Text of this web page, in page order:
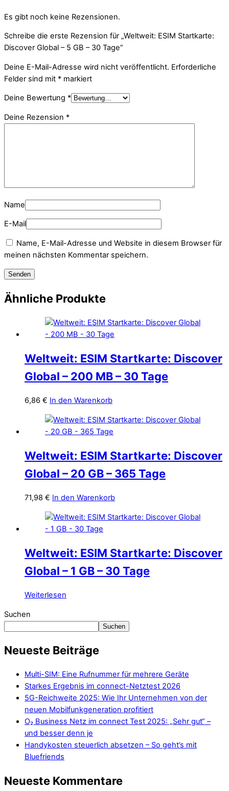
Es gibt noch keine Rezensionen.
Schreibe die erste Rezension für „Weltweit: ESIM Startkarte:
Discover Global – 5 GB – 30 Tage“
Deine E-Mail-Adresse wird nicht veröffentlicht. Erforderliche
Felder sind mit * markiert
Deine Bewertung *
Deine Rezension *
Name
E-Mail
Name, E-Mail-Adresse und Website in diesem Browser für
meinen nächsten Kommentar speichern.
Ähnliche Produkte
Weltweit: ESIM Startkarte: Discover
Global – 200 MB – 30 Tage
6,86 € In den Warenkorb
Weltweit: ESIM Startkarte: Discover
Global – 20 GB – 365 Tage
71,98 € In den Warenkorb
Weltweit: ESIM Startkarte: Discover
Global – 1 GB – 30 Tage
Weiterlesen
Suchen
Suchen
Neueste Beiträge
Multi-SIM: Eine Rufnummer für mehrere Geräte
Starkes Ergebnis im connect-Netztest 2026
5G-Reichweite 2025: Wie Ihr Unternehmen von der
neuen Mobilfunkgeneration profitiert
O₂ Business Netz im connect Test 2025: „Sehr gut“ –
und besser denn je
Handykosten steuerlich absetzen – So geht’s mit
Bluefriends
Neueste Kommentare